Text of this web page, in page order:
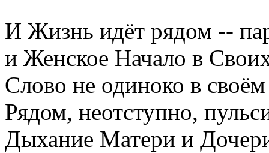
И Жизнь идёт рядом --
и Женское Начало в
Слово не одиноко в
Рядом, неотступно,
Дыхание Матери и